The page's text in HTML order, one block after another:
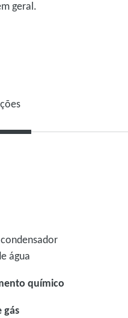
geral.
água
químico
gás